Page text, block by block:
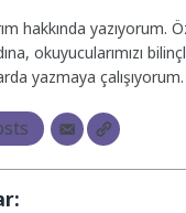
hakkında yazıyorum.
okuyucularımızı
yazmaya çalışıyorum.